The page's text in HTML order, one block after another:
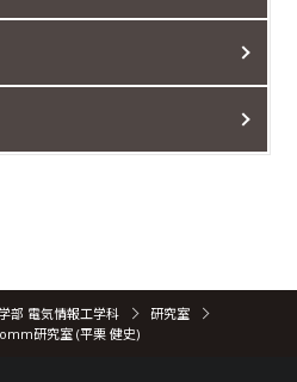
部 電気情報工学科
研究室
研究室 (平栗 健史)